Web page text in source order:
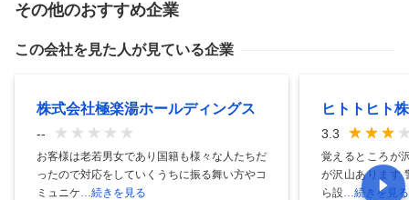
その他のおすすめ企業
この会社を見た人が見ている企業
株式会社極楽湯ホールディングス
--
お客様は老若男女であり国籍も様々な人たちだ
ったので対応をしていくうちに振る舞い方やコ
ミュニケ …続きを見る
ヒトトヒト
3.3
覚えるところが
が沢山あります
ら設 …続きを見る